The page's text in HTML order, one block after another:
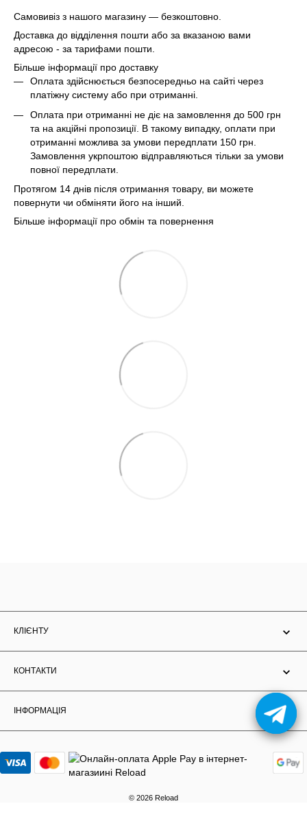
Самовивіз з нашого магазину — безкоштовно.
Доставка до відділення пошти або за вказаною вами
адресою - за тарифами пошти.
Більше інформації про доставку
Оплата здійснюється безпосередньо на сайті через
платіжну систему або при отриманні.
Оплата при отриманні не діє на замовлення до 500 грн
та на акційні пропозиції. В такому випадку, оплати при
отриманні можлива за умови передплати 150 грн.
Замовлення укрпоштою відправляються тільки за умови
повної передплати.
Протягом 14 днів після отримання товару, ви можете
повернути чи обміняти його на інший.
Більше інформації про обмін та повернення
КЛІЄНТУ
КОНТАКТИ
ІНФОРМАЦІЯ
© 2026 Reload